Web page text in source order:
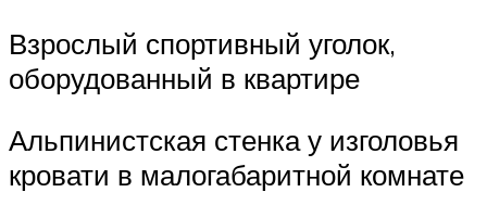
Взрослый спортивный уголок,
оборудованный в квартире
Альпинистская стенка у изголовья
кровати в малогабаритной комнате